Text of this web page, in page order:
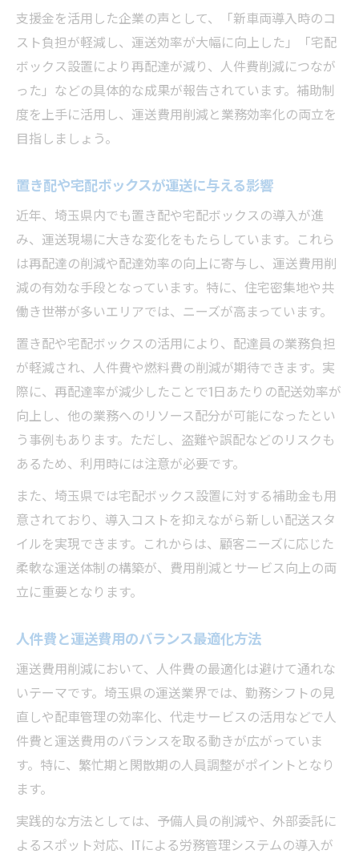
支援金を活用した企業の声として、「新車両導入時のコ
スト負担が軽減し、運送効率が大幅に向上した」「宅配
ボックス設置により再配達が減り、人件費削減につなが
った」などの具体的な成果が報告されています。補助制
度を上手に活用し、運送費用削減と業務効率化の両立を
目指しましょう。
置き配や宅配ボックスが運送に与える影響
近年、埼玉県内でも置き配や宅配ボックスの導入が進
み、運送現場に大きな変化をもたらしています。これら
は再配達の削減や配達効率の向上に寄与し、運送費用削
減の有効な手段となっています。特に、住宅密集地や共
働き世帯が多いエリアでは、ニーズが高まっています。
置き配や宅配ボックスの活用により、配達員の業務負担
が軽減され、人件費や燃料費の削減が期待できます。実
際に、再配達率が減少したことで1日あたりの配送効率が
向上し、他の業務へのリソース配分が可能になったとい
う事例もあります。ただし、盗難や誤配などのリスクも
あるため、利用時には注意が必要です。
また、埼玉県では宅配ボックス設置に対する補助金も用
意されており、導入コストを抑えながら新しい配送スタ
イルを実現できます。これからは、顧客ニーズに応じた
柔軟な運送体制の構築が、費用削減とサービス向上の両
立に重要となります。
人件費と運送費用のバランス最適化方法
運送費用削減において、人件費の最適化は避けて通れな
いテーマです。埼玉県の運送業界では、勤務シフトの見
直しや配車管理の効率化、代走サービスの活用などで人
件費と運送費用のバランスを取る動きが広がっていま
す。特に、繁忙期と閑散期の人員調整がポイントとなり
ます。
実践的な方法としては、予備人員の削減や、外部委託に
よるスポット対応、ITによる労務管理システムの導入が